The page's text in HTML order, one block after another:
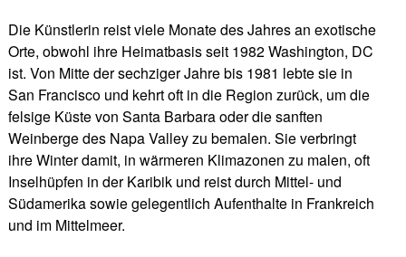
Die Künstlerin reist viele Monate des Jahres an exotische
Orte, obwohl ihre Heimatbasis seit 1982 Washington, DC
ist. Von Mitte der sechziger Jahre bis 1981 lebte sie in
San Francisco und kehrt oft in die Region zurück, um die
felsige Küste von Santa Barbara oder die sanften
Weinberge des Napa Valley zu bemalen. Sie verbringt
ihre Winter damit, in wärmeren Klimazonen zu malen, oft
Inselhüpfen in der Karibik und reist durch Mittel- und
Südamerika sowie gelegentlich Aufenthalte in Frankreich
und im Mittelmeer.